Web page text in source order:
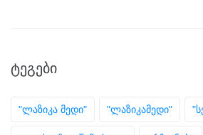
ᲢᲔᲒᲔᲑᲘ
"ლაზიკა მედი" "ლაზიკამედი"